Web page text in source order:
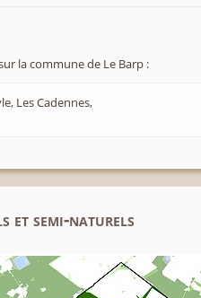
la commune de Le Barp :
Les Cadennes,
et semi-naturels